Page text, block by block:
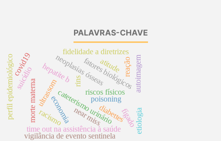
PALAVRAS-CHAVE
hepatite b
neoplasias ósseas
poisoning
ultrassomcateterismo urinário
near miss
time out na assistência à saúde
vigilância de evento sentinela
fidelidade a diretrizes
riscos físicos autoimagem
fatores biológicos
morte materna
perfil epidemiológico economia
suicídio reação
diabettesfígado
rins
racismo
atitude
etiologia
covid19